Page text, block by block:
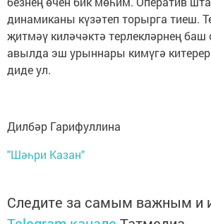
динамиканы күзәтеп торырга тиеш.
җитмәү киләчәктә терлекләрнең баш
авылда эш урыннары кимүгә
диде ул.
Дилбәр Гарифуллина
"Шәһри Казан"
Следите за самым важным и